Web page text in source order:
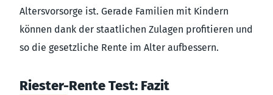
Altersvorsorge ist. Gerade Familien mit Kindern
können dank der staatlichen Zulagen profitieren und
so die gesetzliche Rente im Alter aufbessern.
Riester-Rente Test: Fazit